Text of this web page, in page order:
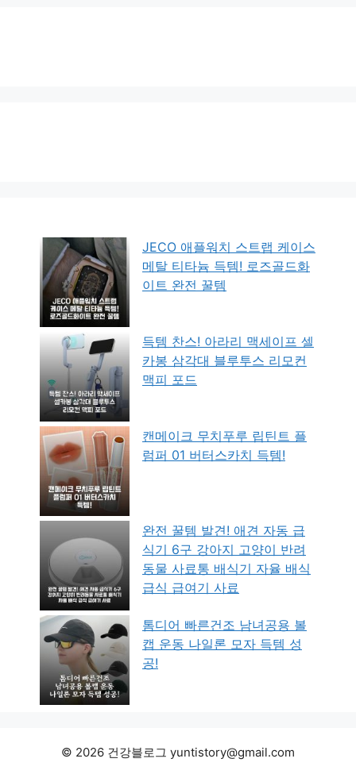
JECO 애플워치 스트랩 케이스
메탈 티타늄 득템! 로즈골드화
이트 완전 꿀템
득템 찬스! 아라리 맥세이프 셀
카봉 삼각대 블루투스 리모컨
맥피 포드
캔메이크 무치푸루 립틴트 플
럼퍼 01 버터스카치 득템!
완전 꿀템 발견! 애견 자동 급
식기 6구 강아지 고양이 반려
동물 사료통 배식기 자율 배식
급식 급여기 사료
톰디어 빠른건조 남녀공용 볼
캡 운동 나일론 모자 득템 성
공!
© 2026 건강블로그 yuntistory@gmail.com